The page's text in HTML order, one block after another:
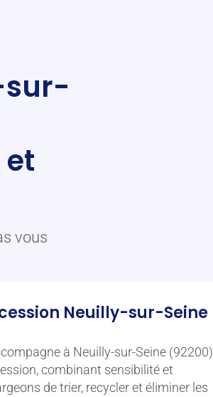
sur-
vous
Neuilly-sur-Seine
à Neuilly-sur-Seine (92200)
combinant sensibilité et
de trier, recycler et éliminer les